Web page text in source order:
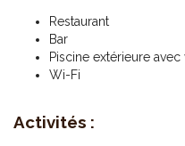
Restaurant
Bar
Piscine extérieure
Wi-Fi
Activités :